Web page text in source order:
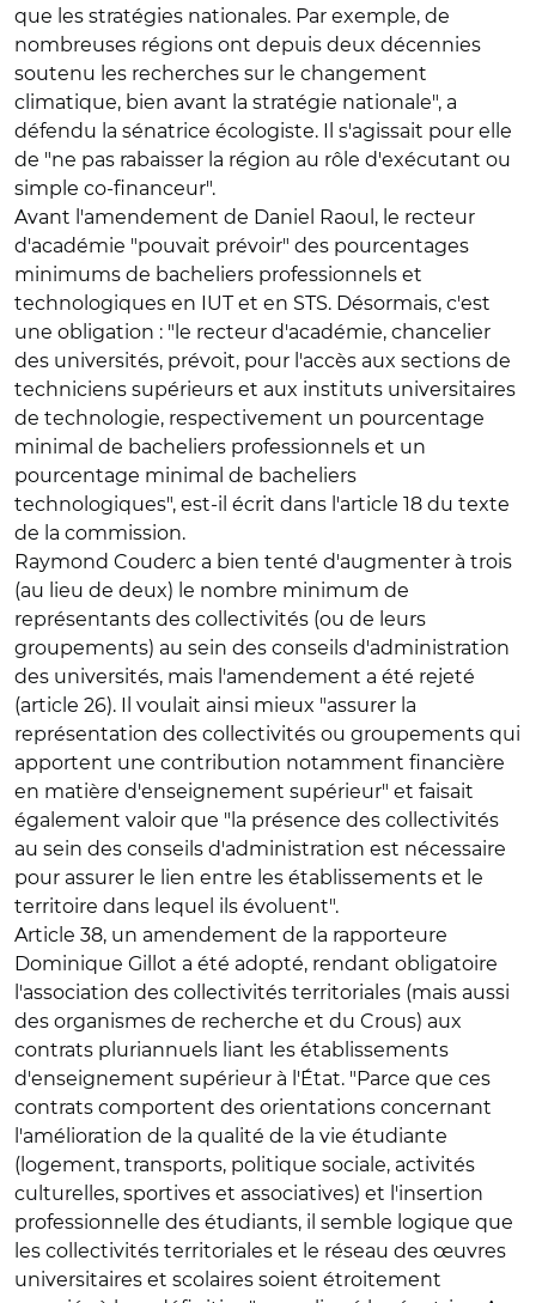
que les stratégies nationales. Par exemple, de
nombreuses régions ont depuis deux décennies
soutenu les recherches sur le changement
climatique, bien avant la stratégie nationale", a
défendu la sénatrice écologiste. Il s'agissait pour elle
de "ne pas rabaisser la région au rôle d'exécutant ou
simple co-financeur".
Avant l'amendement de Daniel Raoul, le recteur
d'académie "pouvait prévoir" des pourcentages
minimums de bacheliers professionnels et
technologiques en IUT et en STS. Désormais, c'est
une obligation : "le recteur d'académie, chancelier
des universités, prévoit, pour l'accès aux sections de
techniciens supérieurs et aux instituts universitaires
de technologie, respectivement un pourcentage
minimal de bacheliers professionnels et un
pourcentage minimal de bacheliers
technologiques", est-il écrit dans l'article 18 du texte
de la commission.
Raymond Couderc a bien tenté d'augmenter à trois
(au lieu de deux) le nombre minimum de
représentants des collectivités (ou de leurs
groupements) au sein des conseils d'administration
des universités, mais l'amendement a été rejeté
(article 26). Il voulait ainsi mieux "assurer la
représentation des collectivités ou groupements qui
apportent une contribution notamment financière
en matière d'enseignement supérieur" et faisait
également valoir que "la présence des collectivités
au sein des conseils d'administration est nécessaire
pour assurer le lien entre les établissements et le
territoire dans lequel ils évoluent".
Article 38, un amendement de la rapporteure
Dominique Gillot a été adopté, rendant obligatoire
l'association des collectivités territoriales (mais aussi
des organismes de recherche et du Crous) aux
contrats pluriannuels liant les établissements
d'enseignement supérieur à l'État. "Parce que ces
contrats comportent des orientations concernant
l'amélioration de la qualité de la vie étudiante
(logement, transports, politique sociale, activités
culturelles, sportives et associatives) et l'insertion
professionnelle des étudiants, il semble logique que
les collectivités territoriales et le réseau des œuvres
universitaires et scolaires soient étroitement